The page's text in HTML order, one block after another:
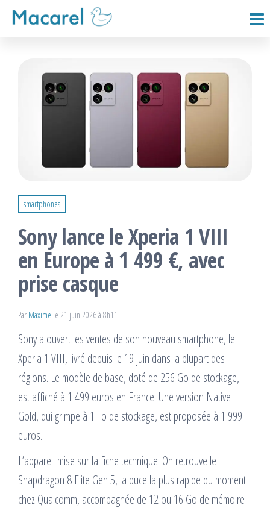
Passer
smartphones
Sony lance le Xperia 1 VIII
en Europe à 1 499 €, avec
prise casque
Par Maxime le 21 juin 2026 à 8h11
Sony a ouvert les ventes de son nouveau smartphone, le
Xperia 1 VIII, livré depuis le 19 juin dans la plupart des
régions. Le modèle de base, doté de 256 Go de stockage,
est affiché à 1 499 euros en France. Une version Native
Gold, qui grimpe à 1 To de stockage, est proposée à 1 999
euros.
L’appareil mise sur la fiche technique. On retrouve le
Snapdragon 8 Elite Gen 5, la puce la plus rapide du moment
chez Qualcomm, accompagnée de 12 ou 16 Go de mémoire